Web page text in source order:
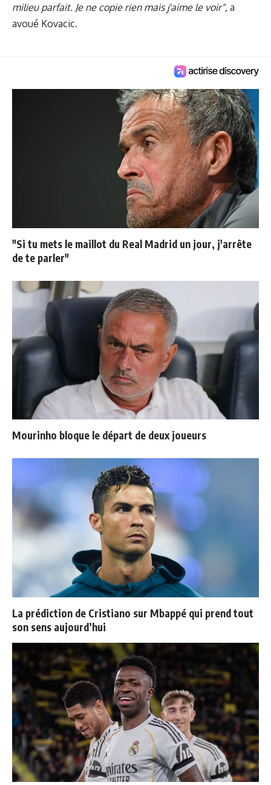
milieu parfait. Je ne copie rien mais j'aime le voir", a
avoué Kovacic.
"Si tu mets le maillot du Real Madrid un jour, j'arrête
de te parler"
Mourinho bloque le départ de deux joueurs
La prédiction de Cristiano sur Mbappé qui prend tout
son sens aujourd’hui